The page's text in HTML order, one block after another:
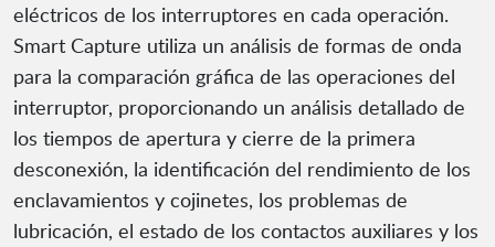
eléctricos de los interruptores en cada operación.
Smart Capture utiliza un análisis de formas de onda
para la comparación gráfica de las operaciones del
interruptor, proporcionando un análisis detallado de
los tiempos de apertura y cierre de la primera
desconexión, la identificación del rendimiento de los
enclavamientos y cojinetes, los problemas de
lubricación, el estado de los contactos auxiliares y los